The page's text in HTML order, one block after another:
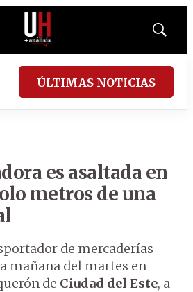
Mostrar
ÚLTIMAS NOTICIAS
es asaltada en
metros de una
de mercaderías
mañana del martes en
de Ciudad del Este, a